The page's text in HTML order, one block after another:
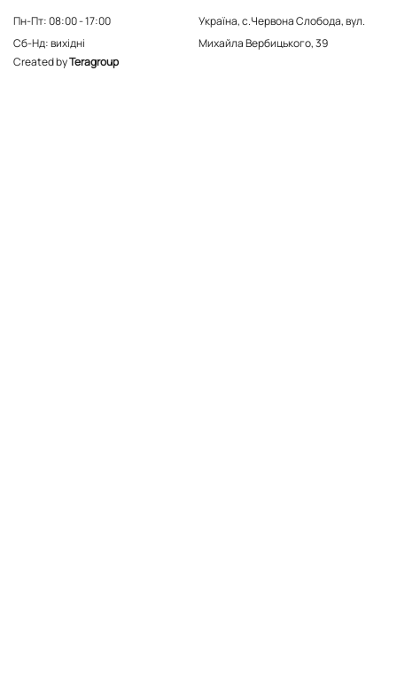
Пн-Пт: 08:00 - 17:00
Сб-Нд: вихідні
Україна, с.Червона Слобода, вул.
Михайла Вербицького, 39
Created byTeragroup